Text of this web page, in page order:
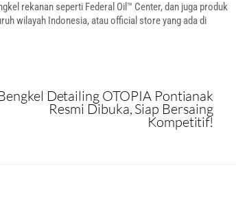
rekanan seperti Federal Oil™ Center, dan juga produk
wilayah Indonesia, atau official store yang ada di
Detailing OTOPIA Pontianak
Resmi Dibuka, Siap Bersaing
Kompetitif!